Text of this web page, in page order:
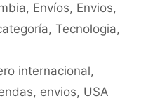
, Envíos, Envios,
, Tecnologia,
internacional,
, envios, USA